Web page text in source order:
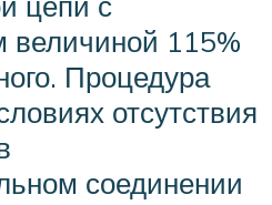
величиной 115%
Процедура
отсутствия
соединении